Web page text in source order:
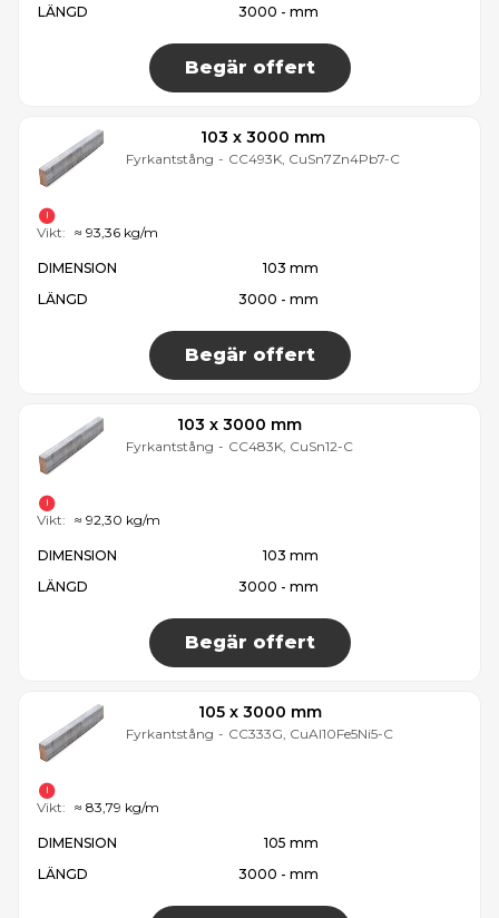
LÄNGD
3000 - mm
Begär offert
103 x 3000 mm
Fyrkantstång - CC493K, CuSn7Zn4Pb7-C
DIMENSION
103 mm
LÄNGD
3000 - mm
Begär offert
Vikt: ≈ 93,36 kg/m
103 x 3000 mm
Fyrkantstång - CC483K, CuSn12-C
DIMENSION
103 mm
LÄNGD
3000 - mm
Begär offert
Vikt: ≈ 92,30 kg/m
105 x 3000 mm
Fyrkantstång - CC333G, CuAl10Fe5Ni5-C
DIMENSION
105 mm
LÄNGD
3000 - mm
Vikt: ≈ 83,79 kg/m